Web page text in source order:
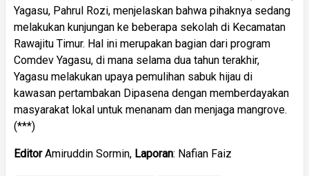
Yagasu, Pahrul Rozi, menjelaskan bahwa pihaknya sedang
melakukan kunjungan ke beberapa sekolah di Kecamatan
Rawajitu Timur. Hal ini merupakan bagian dari program
Comdev Yagasu, di mana selama dua tahun terakhir,
Yagasu melakukan upaya pemulihan sabuk hijau di
kawasan pertambakan Dipasena dengan memberdayakan
masyarakat lokal untuk menanam dan menjaga mangrove.
(***)
EditorAmiruddin Sormin, Laporan: Nafian Faiz